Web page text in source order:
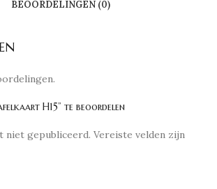
BEOORDELINGEN (0)
H15” te beoordelen
niet gepubliceerd. Vereiste velden zijn